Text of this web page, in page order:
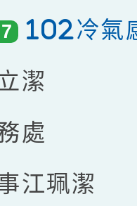
102冷氣
潔
處
江珮潔